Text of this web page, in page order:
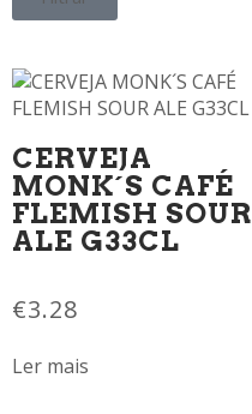
CERVEJA
MONK´S CAFÉ
FLEMISH SOUR
ALE G33CL
€3.28
Ler mais